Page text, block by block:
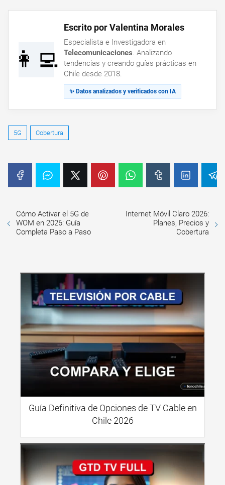
👩‍💻
Escrito por Valentina Morales
Especialista e Investigadora en
Telecomunicaciones. Analizando
tendencias y creando guías prácticas en
Chile desde 2018.
✨ Datos analizados y verificados con IA
5G Cobertura
Cómo Activar el 5G de
WOM en 2026: Guía
Completa Paso a Paso
Internet Móvil Claro 2026:
Planes, Precios y
Cobertura
Guía Definitiva de Opciones de TV Cable en
Chile 2026